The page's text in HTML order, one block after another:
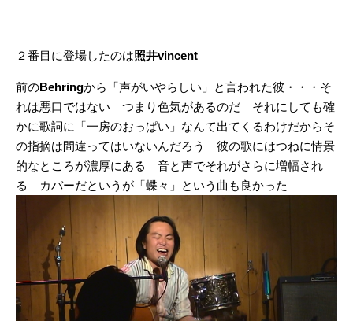
２番目に登場したのは照井vincent
前のBehringから「声がいやらしい」と言われた彼・・・そ
れは悪口ではない つまり色気があるのだ それにしても確
かに歌詞に「一房のおっぱい」なんて出てくるわけだからそ
の指摘は間違ってはいないんだろう 彼の歌にはつねに情景
的なところが濃厚にある 音と声でそれがさらに増幅され
る カバーだというが「蝶々」という曲も良かった